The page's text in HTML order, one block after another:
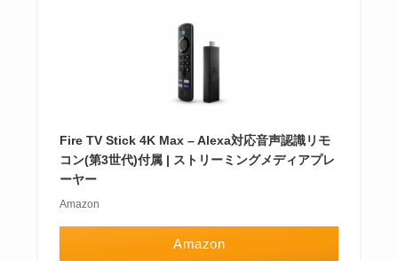
Fire TV Stick 4K Max – Alexa対応音声認識リモ
コン(第3世代)付属 | ストリーミングメディアプレ
ーヤー
Amazon
Amazon